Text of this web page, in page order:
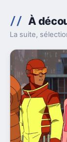
À
La suite,